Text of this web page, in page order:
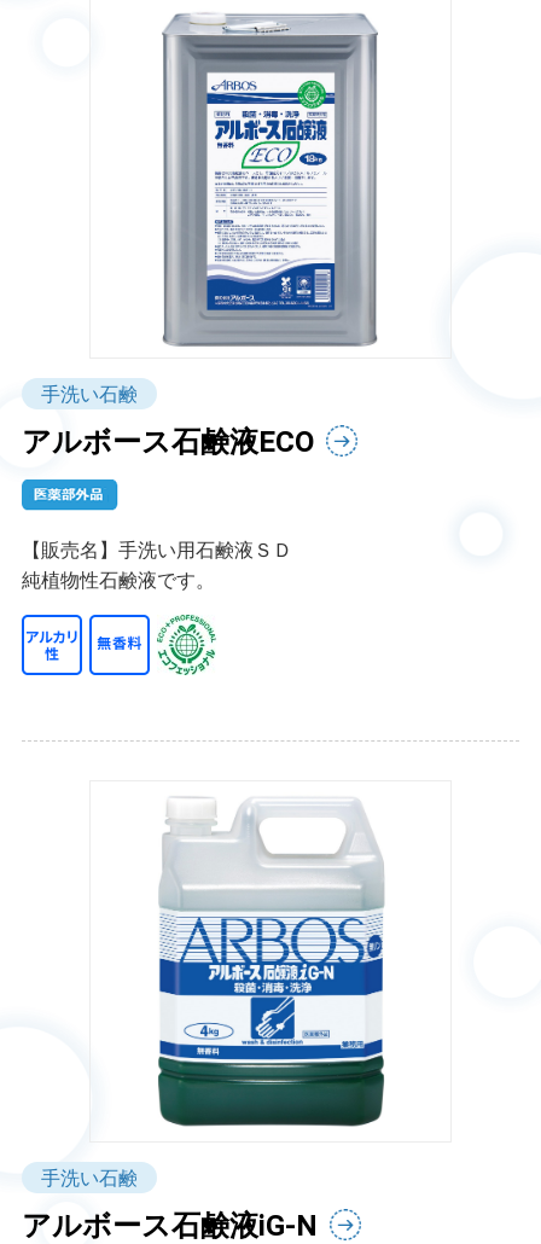
手洗い石鹸
アルボース石鹸液ECO
【販売名】手洗い用石鹸液ＳＤ
純植物性石鹸液です。
手洗い石鹸
アルボース石鹸液iG-N